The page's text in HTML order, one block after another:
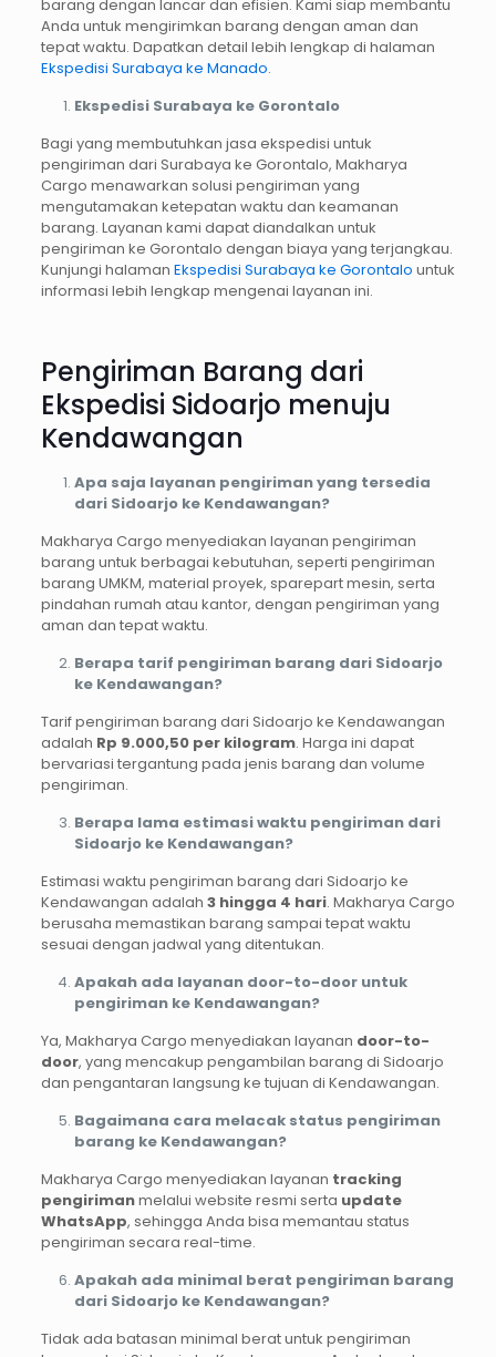
barang dengan lancar dan efisien. Kami siap membantu
Anda untuk mengirimkan barang dengan aman dan
tepat waktu. Dapatkan detail lebih lengkap di halaman
Ekspedisi Surabaya ke Manado.
Ekspedisi Surabaya ke Gorontalo
Bagi yang membutuhkan jasa ekspedisi untuk
pengiriman dari Surabaya ke Gorontalo, Makharya
Cargo menawarkan solusi pengiriman yang
mengutamakan ketepatan waktu dan keamanan
barang. Layanan kami dapat diandalkan untuk
pengiriman ke Gorontalo dengan biaya yang terjangkau.
Kunjungi halaman Ekspedisi Surabaya ke Gorontalo untuk
informasi lebih lengkap mengenai layanan ini.
Pengiriman Barang dari
Ekspedisi Sidoarjo menuju
Kendawangan
Apa saja layanan pengiriman yang tersedia
dari Sidoarjo ke Kendawangan?
Makharya Cargo menyediakan layanan pengiriman
barang untuk berbagai kebutuhan, seperti pengiriman
barang UMKM, material proyek, sparepart mesin, serta
pindahan rumah atau kantor, dengan pengiriman yang
aman dan tepat waktu.
Berapa tarif pengiriman barang dari Sidoarjo
ke Kendawangan?
Tarif pengiriman barang dari Sidoarjo ke Kendawangan
adalah Rp 9.000,50 per kilogram. Harga ini dapat
bervariasi tergantung pada jenis barang dan volume
pengiriman.
Berapa lama estimasi waktu pengiriman dari
Sidoarjo ke Kendawangan?
Estimasi waktu pengiriman barang dari Sidoarjo ke
Kendawangan adalah 3 hingga 4 hari. Makharya Cargo
berusaha memastikan barang sampai tepat waktu
sesuai dengan jadwal yang ditentukan.
Apakah ada layanan door-to-door untuk
pengiriman ke Kendawangan?
Ya, Makharya Cargo menyediakan layanan door-to-
door, yang mencakup pengambilan barang di Sidoarjo
dan pengantaran langsung ke tujuan di Kendawangan.
Bagaimana cara melacak status pengiriman
barang ke Kendawangan?
Makharya Cargo menyediakan layanan tracking
pengirimanmelalui website resmi serta update
WhatsApp, sehingga Anda bisa memantau status
pengiriman secara real-time.
Apakah ada minimal berat pengiriman barang
dari Sidoarjo ke Kendawangan?
Tidak ada batasan minimal berat untuk pengiriman